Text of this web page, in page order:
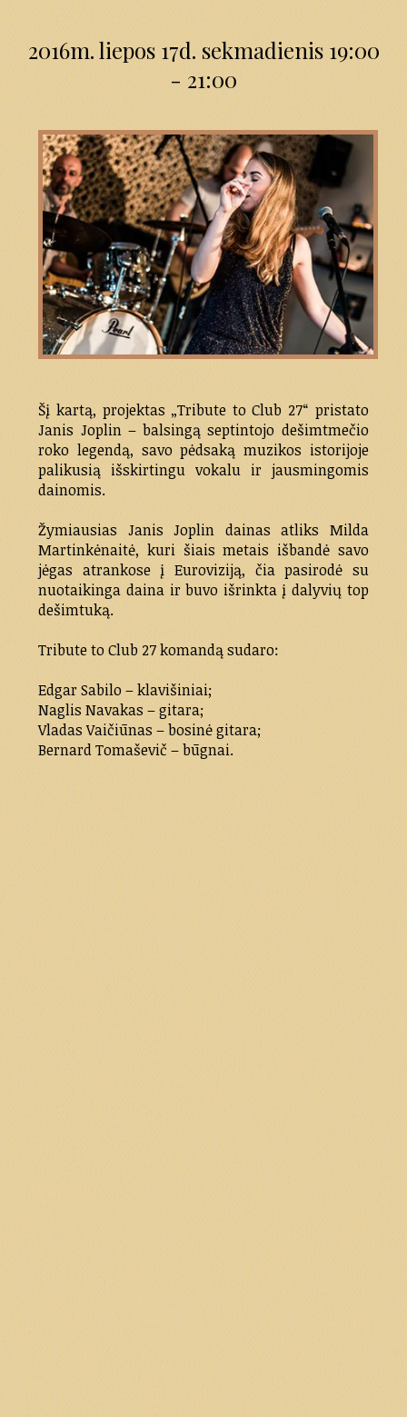
2016m. liepos 17d. sekmadienis 19:00
- 21:00
Šį kartą, projektas „Tribute to Club 27“ pristato
Janis Joplin – balsingą septintojo dešimtmečio
roko legendą, savo pėdsaką muzikos istorijoje
palikusią išskirtingu vokalu ir jausmingomis
dainomis.
Žymiausias Janis Joplin dainas atliks Milda
Martinkėnaitė, kuri šiais metais išbandė savo
jėgas atrankose į Euroviziją, čia pasirodė su
nuotaikinga daina ir buvo išrinkta į dalyvių top
dešimtuką.
Tribute to Club 27 komandą sudaro:
Edgar Sabilo – klavišiniai;
Naglis Navakas – gitara;
Vladas Vaičiūnas – bosinė gitara;
Bernard Tomaševič – būgnai.